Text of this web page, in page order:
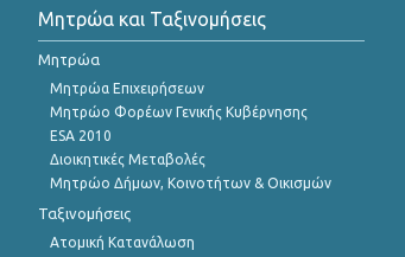
Μητρώα και Ταξινομήσεις
Μητρώα
Μητρώα Επιχειρήσεων
Μητρώο Φορέων Γενικής Κυβέρνησης
ESA 2010
Διοικητικές Μεταβολές
Μητρώο Δήμων, Κοινοτήτων & Οικισμών
Ταξινομήσεις
Ατομική Κατανάλωση